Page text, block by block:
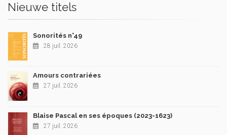
Nieuwe titels
Sonorités n°49
28 juil. 2026
Amours contrariées
27 juil. 2026
Blaise Pascal en ses époques (2023-1623)
27 juil. 2026